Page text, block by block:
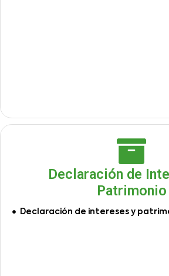
Declaración de
Patrimonio
Declaración de intereses y